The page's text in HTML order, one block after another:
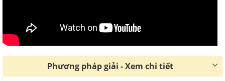
Phương pháp giải - Xem chi tiết